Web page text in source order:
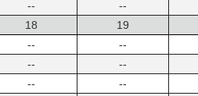
--
--
18
--
--
--
19
--
--
--